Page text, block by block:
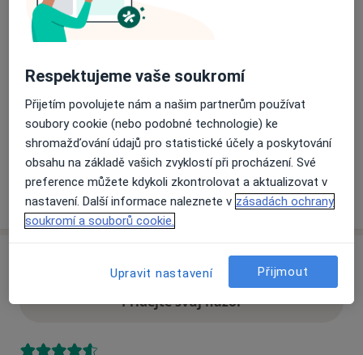
Dostupnost
Na této adrese online kalendář není aktivní
Způsoby platby (soukromé návštěvy)
Na teto adrese lékař přijímá pacienty na pojišťovnu
Detaily
Více
o adrese
Přidejte svůj názor
Respektujeme vaše soukromí
Přijetím povolujete nám a našim partnerům používat
soubory cookie (nebo podobné technologie) ke
shromažďování údajů pro statistické účely a poskytování
obsahu na základě vašich zvyklostí při procházení. Své
preference můžete kdykoli zkontrolovat a aktualizovat v
nastavení. Další informace naleznete v zásadách ochrany
soukromí a souborů cookie.
Upravit nastavení Přijmout